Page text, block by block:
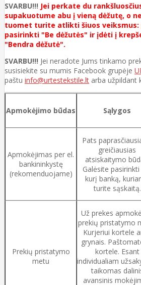
SVARBU!!! Jei perkate du
supakuotume abu į vieną dėžutę, o
tuomet turite atlikti šiuos veiksmus:
pasirinkti "Be dėžutės" ir įdėti į
"Bendra dėžutė".
SVARBU!!! Jei neradote Jums tinkamo
susisiekite su mumis Facebook grupėje
paštu info@urtestekstile.lt arba
Apmokėjimo būdas Sąlygos
Apmokėjimas per el.
bankininkystę
(rekomenduojame)
Pats
greičiausias
atsiskaitymo
Galėsite
kurį banką,
turite sąskaitą.
Prekių pristatymo
metu
Už prekes
prekių pristatymo
Kurjeriui kortele
grynais.
kortele. Esant
individualiam
taikomas
avansinis